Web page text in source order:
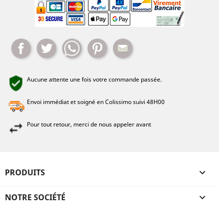
Partager Tweet WhatsappPinterest
Aucune attente une fois votre commande passée.
Envoi immédiat et soigné en Colissimo suivi 48H00
Pour tout retour, merci de nous appeler avant
PRODUITS 
NOTRE SOCIÉTÉ 